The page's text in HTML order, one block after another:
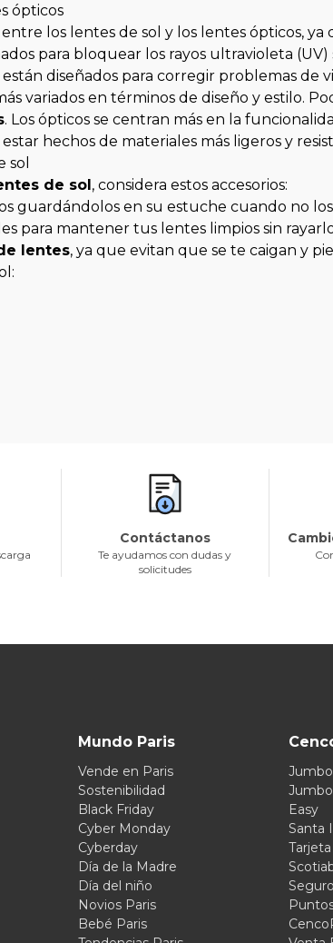
ópticos
los lentes de sol y los lentes ópticos,
para bloquear los rayos ultravioleta
están diseñados para corregir problemas de
variados en términos de diseño y estilo.
. Los ópticos se centran más en la
hechos de materiales más ligeros y
sol
de sol, considera estos accesorios:
guardándolos en su estuche cuando no los
para mantener tus lentes limpios sin
lentes, ya que evitan que se te caigan y
Contáctanos
Te ayudamos con dudas y
solicitudes
Mundo Paris
Vende en Paris
Sostenibilidad
Black Friday
Cyber Monday
Cyberday
Día de la Madre
Día del niño
Novios Paris
Bebé Paris
Jumbo
Easy
Santa